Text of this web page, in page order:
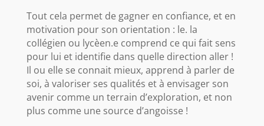
Tout cela permet de gagner en confiance, et en
motivation pour son orientation : le. la
collégien ou lycèen.e comprend ce qui fait sens
pour lui et identifie dans quelle direction aller !
Il ou elle se connait mieux, apprend à parler de
soi, à valoriser ses qualités et à envisager son
avenir comme un terrain d’exploration, et non
plus comme une source d’angoisse !